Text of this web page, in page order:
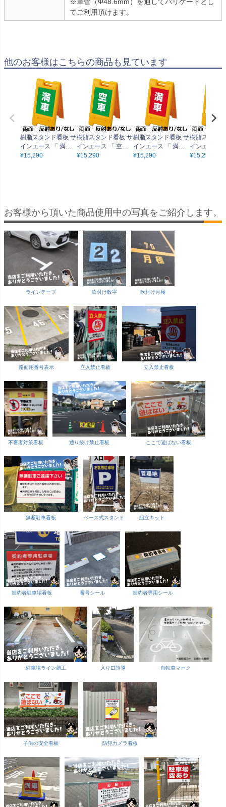
てご利用頂けます。
他のお客様はこちらの商品も見ています
樹脂スタンド看板 サ
インエース 「 満車
／ 緑色 」 両面表示
¥15,290
樹脂スタンド看板 サ
インエース 「 空車
／ 緑色 」 両面表示
¥15,290
樹脂スタンド看板 サ
インエース 「 満車
／ 赤色 」 両面表示
¥15,290
樹脂スタン
インエース
専用 進入禁
¥15,290
お客様から頂いた商品使用中の写真をご紹介します。
ラインテープ 吹付け数字 吹付け月極
路面用番号表示 立入禁止看板 立入禁止看板
不審者対策看板 通り抜け禁止看板 ここで遊ばない看板
無断駐車看板 ベース式スタンド 組立キット
契約者駐車場看板 番号シール 契約者専用シール
駐車場ライン施工 入り口誘導 自転車マーク
子供の安全看板 防犯カメラ看板